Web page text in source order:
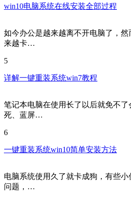
win10电脑系统在线安装全部过程
如今办公是越来越离不开电脑了，
来越卡…
5
详解一键重装系统win7教程
笔记本电脑在使用长了以后就免不
死、蓝屏…
6
一键重装系统win10简单安装方法
电脑系统使用久了就卡成狗，有些
问题，…